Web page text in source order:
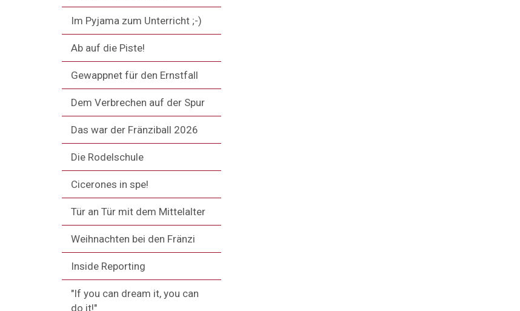
Im Pyjama zum Unterricht ;-)
Ab auf die Piste!
Gewappnet für den Ernstfall
Dem Verbrechen auf der Spur
Das war der Fränziball 2026
Die Rodelschule
Cicerones in spe!
Tür an Tür mit dem Mittelalter
Weihnachten bei den Fränzi
Inside Reporting
"If you can dream it, you can
do it!"